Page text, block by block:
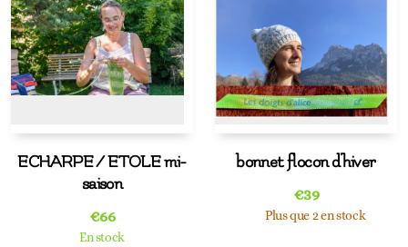
ECHARPE / ETOLE mi-
saison
€66
En stock
bonnet flocon d'hiver
€39
Plus que 2 en stock